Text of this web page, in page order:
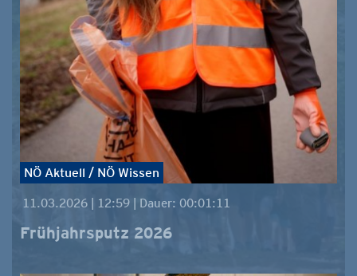
NÖ Aktuell / NÖ Wissen
11.03.2026 | 12:59 | Dauer: 00:01:11
Frühjahrsputz 2026